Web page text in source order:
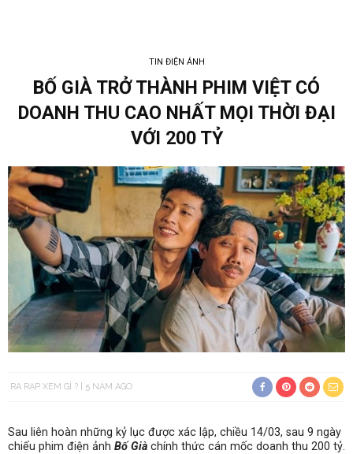
TIN ĐIỆN ẢNH
BỐ GIÀ TRỞ THÀNH PHIM VIỆT CÓ
DOANH THU CAO NHẤT MỌI THỜI ĐẠI
VỚI 200 TỶ
RA RẠP XEM GÌ ? 5 NĂM AGO
Sau liên hoàn những kỷ lục được xác lập, chiều 14/03, sau 9 ngày
chiếu phim điện ảnh Bố Già chính thức cán mốc doanh thu 200 tỷ.